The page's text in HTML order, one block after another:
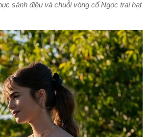
sành điệu và chuỗi vòng cổ Ngọc trai hạt